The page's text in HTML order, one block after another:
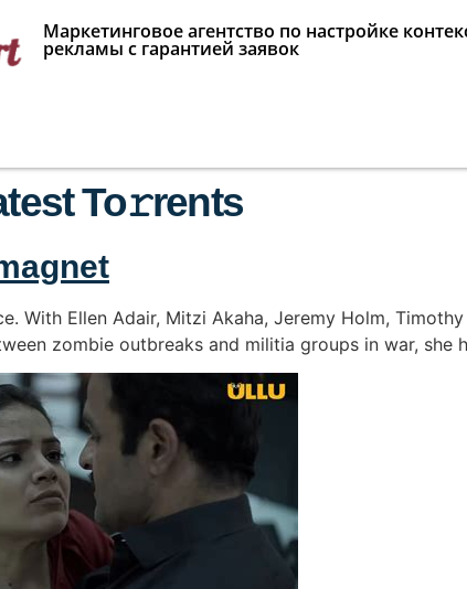
Маркетинговое агентство по настройке
рекламы с гарантией заявок
To𝚛rents
With Ellen Adair, Mitzi Akaha, Jeremy Holm,
zombie outbreaks and militia groups in war,